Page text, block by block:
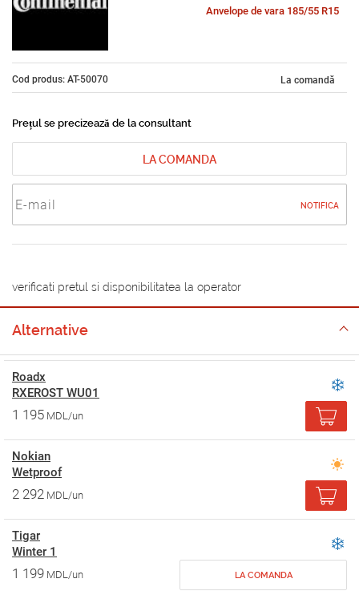
Anvelope de vara 185/55 R15
Cod produs: AT-50070 La comandă
Prețul se precizează de la consultant
LA COMANDA
NOTIFICA
verificati pretul si disponibilitatea la operator
Alternative
Roadx
RXEROST WU01
1 195 MDL/un
Nokian
Wetproof
2 292 MDL/un
Tigar
Winter 1
1 199 MDL/un LA COMANDA